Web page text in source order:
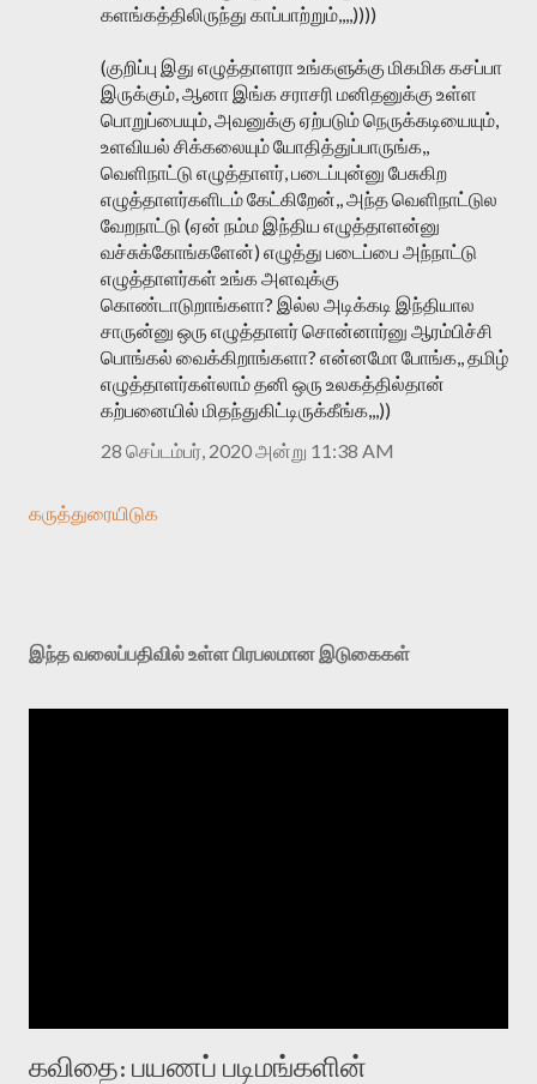
களங்கத்திலிருந்து காப்பாற்றும்,,,,))))
(குறிப்பு இது எழுத்தாளரா உங்களுக்கு மிகமிக கசப்பா
இருக்கும், ஆனா இங்க சராசரி மனிதனுக்கு உள்ள
பொறுப்பையும், அவனுக்கு ஏற்படும் நெருக்கடியையும்,
உளவியல் சிக்கலையும் யோதித்துப்பாருங்க,,
வெளிநாட்டு எழுத்தாளர், படைப்புன்னு பேசுகிற
எழுத்தாளர்களிடம் கேட்கிறேன்,, அந்த வெளிநாட்டுல
வேறநாட்டு (ஏன் நம்ம இந்திய எழுத்தாளன்னு
வச்சுக்கோங்களேன்) எழுத்து படைப்பை அந்நாட்டு
எழுத்தாளர்கள் உங்க அளவுக்கு
கொண்டாடுறாங்களா? இல்ல அடிக்கடி இந்தியால
சாருன்னு ஒரு எழுத்தாளர் சொன்னார்னு ஆரம்பிச்சி
பொங்கல் வைக்கிறாங்களா? என்னமோ போங்க,, தமிழ்
எழுத்தாளர்கள்லாம் தனி ஒரு உலகத்தில்தான்
கற்பனையில் மிதந்துகிட்டிருக்கீங்க,,,))
28 செப்டம்பர், 2020 அன்று 11:38 AM
கருத்துரையிடுக
இந்த வலைப்பதிவில் உள்ள பிரபலமான இடுகைகள்
கவிதை: பயணப் படிமங்களின்